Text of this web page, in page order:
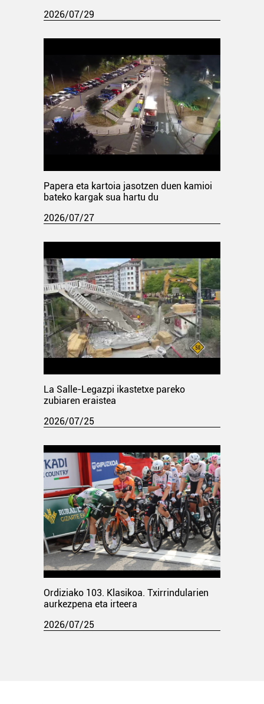
2026/07/29
Papera eta kartoia jasotzen duen kamioi
bateko kargak sua hartu du
2026/07/27
La Salle-Legazpi ikastetxe pareko
zubiaren eraistea
2026/07/25
Ordiziako 103. Klasikoa. Txirrindularien
aurkezpena eta irteera
2026/07/25